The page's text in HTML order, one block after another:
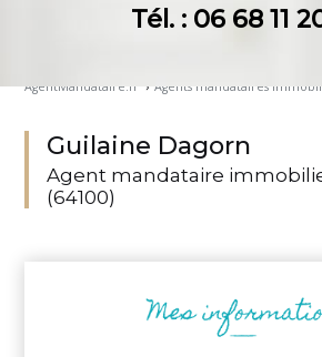
Tél. : 06 68 11
AgentMandataire.fr › Agents mandataires
Guilaine Dagorn
Agent mandataire
(64100)